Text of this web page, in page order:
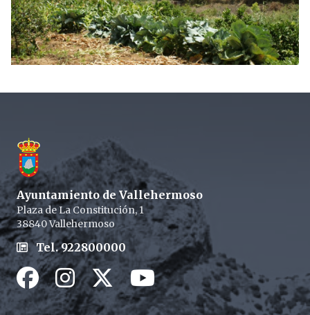
Ayuntamiento de Vallehermoso
Plaza de La Constitución, 1
38840 Vallehermoso
Tel. 922800000
FacebookInstagramTwitter / XYoutube / X